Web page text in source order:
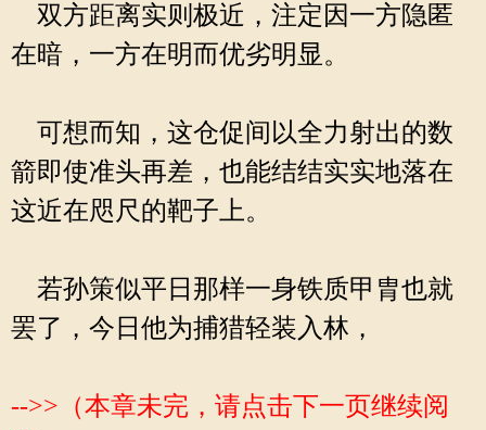
双方距离实则极近，注定因一方隐匿
在暗，一方在明而优劣明显。
可想而知，这仓促间以全力射出的数
箭即使准头再差，也能结结实实地落在
这近在咫尺的靶子上。
若孙策似平日那样一身铁质甲胄也就
罢了，今日他为捕猎轻装入林，
-->>（本章未完，请点击下一页继续阅